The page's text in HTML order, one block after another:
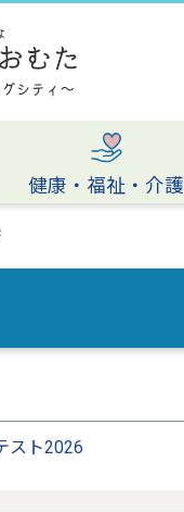
健康・福祉・介護
スト2026